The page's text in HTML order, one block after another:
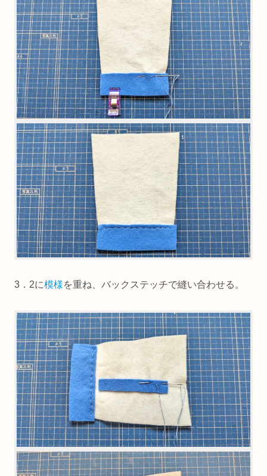
3．2に模様を重ね、バックステッチで縫い合わせる。